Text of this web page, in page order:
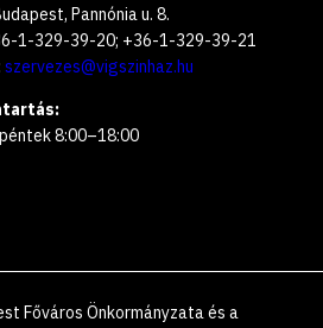
Pannónia u. 8.
1-329-39-20; +36-1-329-39-21
szervezes@vigszinhaz.hu
8:00–18:00
Főváros Önkormányzata és a